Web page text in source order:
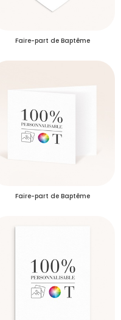
Faire-part de Baptême
Faire-part de Baptême